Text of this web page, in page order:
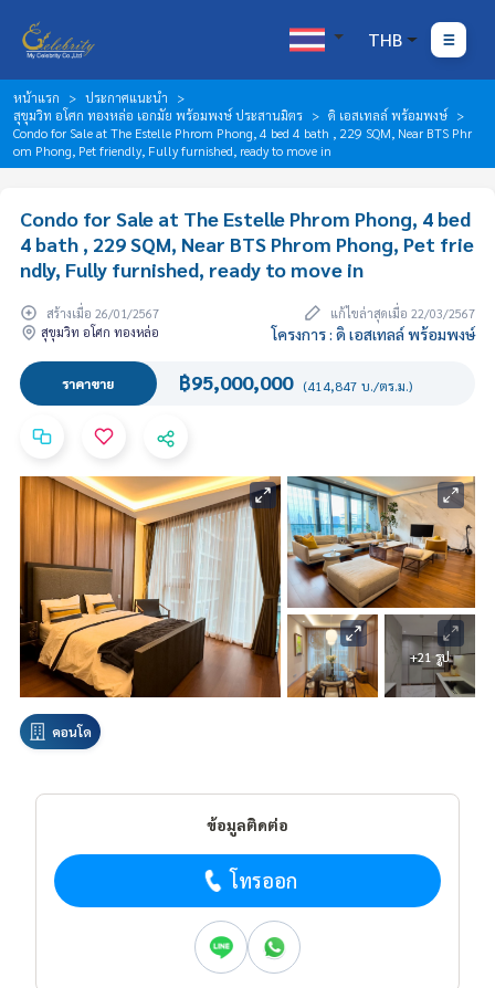
THB
หน้าแรก
ประกาศแนะนำ
สุขุมวิท อโศก ทองหล่อ เอกมัย พร้อมพงษ์ ประสานมิตร
ดิ เอสเทลล์ พร้อมพงษ์
Condo for Sale at The Estelle Phrom Phong, 4 bed 4 bath , 229 SQM, Near BTS Phr
om Phong, Pet friendly, Fully furnished, ready to move in
Condo for Sale at The Estelle Phrom Phong, 4 bed
4 bath , 229 SQM, Near BTS Phrom Phong, Pet frie
ndly, Fully furnished, ready to move in
สร้างเมื่อ 26/01/2567
แก้ไขล่าสุดเมื่อ 22/03/2567
สุขุมวิท อโศก ทองหล่อ
โครงการ : ดิ เอสเทลล์ พร้อมพงษ์
ราคาขาย ฿95,000,000 (414,847 บ./ตร.ม.)
+21 รูป
คอนโด
ข้อมูลติดต่อ
โทรออก